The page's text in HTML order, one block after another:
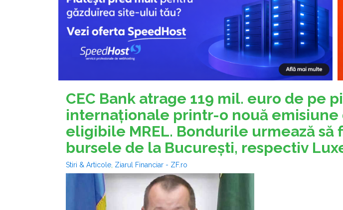
CEC Bank atrage 119 mil. euro de pe
internaţionale printr-o nouă
eligibile MREL. Bondurile urmează să
bursele de la Bucureşti, respectiv
Stiri & Articole Ziarul Financiar - ZF.ro